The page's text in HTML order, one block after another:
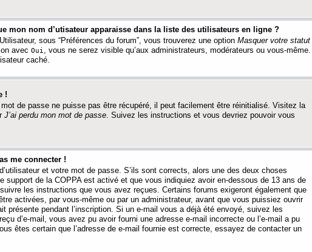
mon nom d’utisateur apparaisse dans la liste des utilisateurs en ligne ?
sous “Préférences du forum”, vous trouverez une option Masquer votre statut
avec Oui , vous ne serez visible qu’aux administrateurs, modérateurs ou vous-même.
caché.
!
de passe ne puisse pas être récupéré, il peut facilement être réinitialisé. Visitez la
J’ai perdu mon mot de passe. Suivez les instructions et vous devriez pouvoir vous
me connecter !
et votre mot de passe. S’ils sont corrects, alors une des deux choses
support de la COPPA est activé et que vous indiquiez avoir en-dessous de 13 ans de
les instructions que vous avez reçues. Certains forums exigeront également que
activées, par vous-même ou par un administrateur, avant que vous puissiez ouvrir
présente pendant l’inscription. Si un e-mail vous a déjà été envoyé, suivez les
d’e-mail, vous avez pu avoir fourni une adresse e-mail incorrecte ou l’e-mail a pu
êtes certain que l’adresse de e-mail fournie est correcte, essayez de contacter un